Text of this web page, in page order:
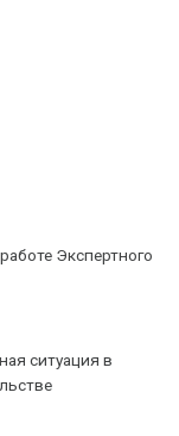
Экспертного
ситуация в